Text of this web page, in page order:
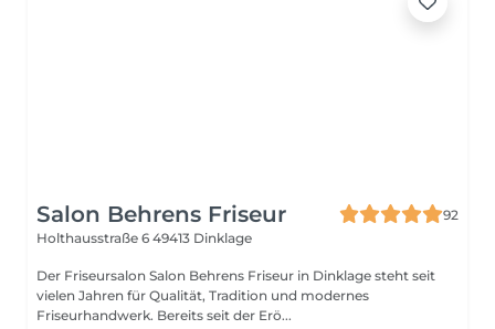
Salon Behrens Friseur
92
Holthausstraße 6 49413 Dinklage
Der Friseursalon Salon Behrens Friseur in Dinklage steht seit
vielen Jahren für Qualität, Tradition und modernes
Friseurhandwerk. Bereits seit der Erö...